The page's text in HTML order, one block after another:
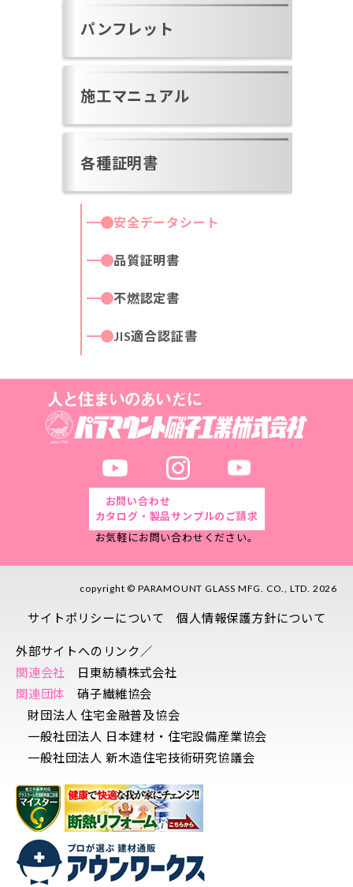
パンフレット
施工マニュアル
各種証明書
安全データシート
品質証明書
不燃認定書
JIS適合認証書
お問い合わせ
カタログ・製品サンプルのご請求
お気軽にお問い合わせください。
copyright © PARAMOUNT GLASS MFG. CO., LTD. 2026
サイトポリシーについて 個人情報保護方針について
外部サイトへのリンク／
関連会社
日東紡績株式会社
関連団体
硝子繊維協会
財団法人 住宅金融普及協会
一般社団法人 日本建材・住宅設備産業協会
一般社団法人 新木造住宅技術研究協議会